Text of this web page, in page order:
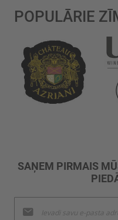
POPULĀRIE
SAŅEM PIRMAIS
jaunumu